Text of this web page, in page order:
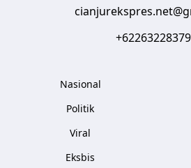
Nasional
Politik
Viral
Eksbis